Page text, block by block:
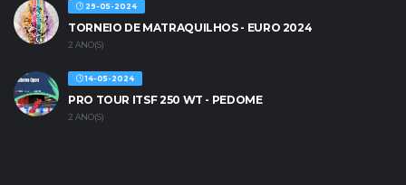
29-05-2024
TORNEIO DE MATRAQUILHOS - EURO 2024
2 ANO(S)
14-05-2024
PRO TOUR ITSF 250 WT - PEDOME
2 ANO(S)